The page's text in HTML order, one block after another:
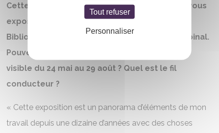
Cette année, en plus d’être invité au festival, vous
exposez plusieurs illustrations originales à la
Bibliothèque Multimédia Intercommunale d’Epinal.
Pouvez-vous nous parler de cette exposition,
visible du 24 mai au 29 août ? Quel est le fil
conducteur ?
« Cette exposition est un panorama d’éléments de mon
travail depuis une dizaine d’années avec des choses
Tout refuser
Personnaliser